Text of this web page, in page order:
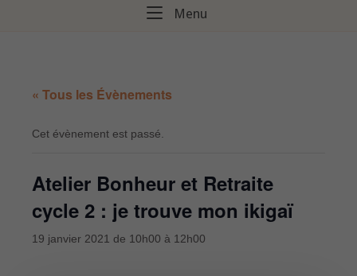
Menu
« Tous les Évènements
Cet évènement est passé.
Atelier Bonheur et Retraite
cycle 2 : je trouve mon ikigaï
19 janvier 2021 de 10h00 à 12h00